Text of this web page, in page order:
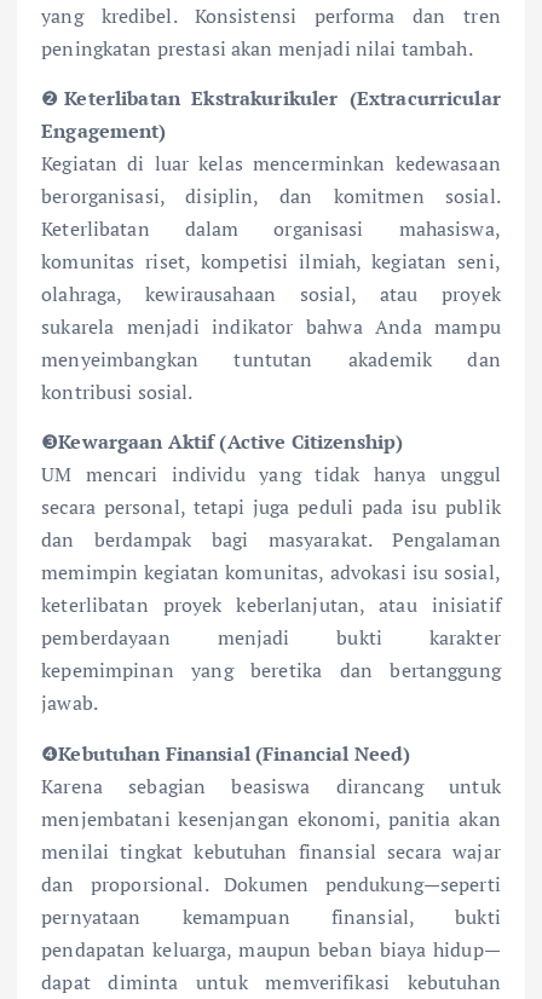
yang kredibel. Konsistensi performa dan tren
peningkatan prestasi akan menjadi nilai tambah.
❷Keterlibatan Ekstrakurikuler (Extracurricular
Engagement)
Kegiatan di luar kelas mencerminkan kedewasaan
berorganisasi, disiplin, dan komitmen sosial.
Keterlibatan dalam organisasi mahasiswa,
komunitas riset, kompetisi ilmiah, kegiatan seni,
olahraga, kewirausahaan sosial, atau proyek
sukarela menjadi indikator bahwa Anda mampu
menyeimbangkan tuntutan akademik dan
kontribusi sosial.
❸Kewargaan Aktif (Active Citizenship)
UM mencari individu yang tidak hanya unggul
secara personal, tetapi juga peduli pada isu publik
dan berdampak bagi masyarakat. Pengalaman
memimpin kegiatan komunitas, advokasi isu sosial,
keterlibatan proyek keberlanjutan, atau inisiatif
pemberdayaan menjadi bukti karakter
kepemimpinan yang beretika dan bertanggung
jawab.
❹Kebutuhan Finansial (Financial Need)
Karena sebagian beasiswa dirancang untuk
menjembatani kesenjangan ekonomi, panitia akan
menilai tingkat kebutuhan finansial secara wajar
dan proporsional. Dokumen pendukung—seperti
pernyataan kemampuan finansial, bukti
pendapatan keluarga, maupun beban biaya hidup—
dapat diminta untuk memverifikasi kebutuhan